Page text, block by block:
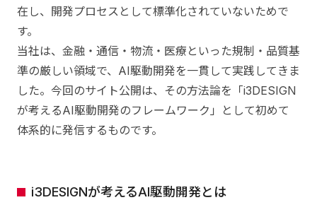
在し、開発プロセスとして標準化されていないためで
す。
当社は、金融・通信・物流・医療といった規制・品質基
準の厳しい領域で、AI駆動開発を一貫して実践してきま
した。今回のサイト公開は、その方法論を「i3DESIGN
が考えるAI駆動開発のフレームワーク」として初めて
体系的に発信するものです。
i3DESIGNが考えるAI駆動開発とは